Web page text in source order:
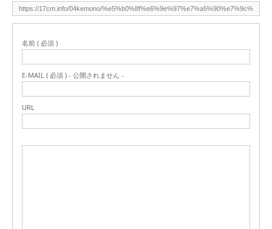
名前 ( 必須 )
E-MAIL ( 必須 ) - 公開されません -
URL